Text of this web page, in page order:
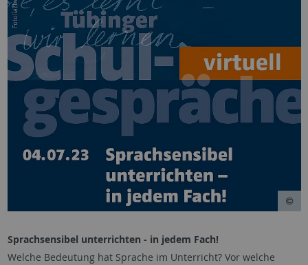
Sprachsensibel unterrichten - in jedem Fach!
Welche Bedeutung hat Sprache im Unterricht? Vor welche